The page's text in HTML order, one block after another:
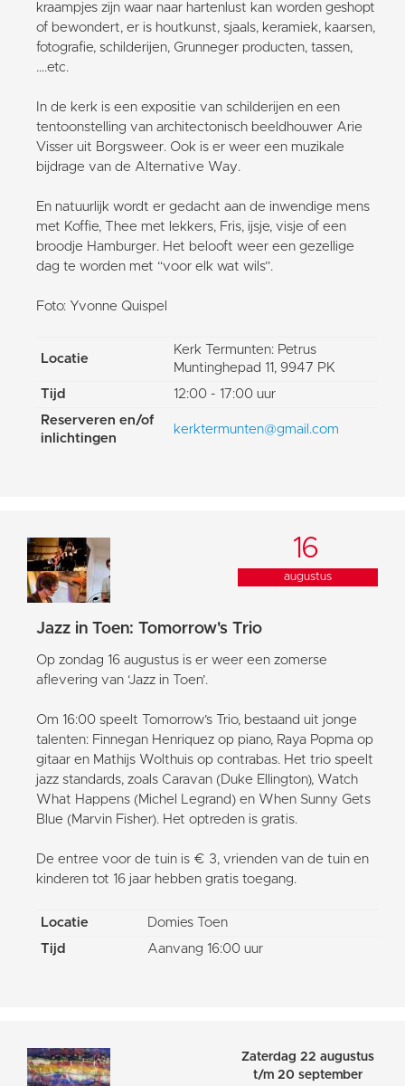
kraampjes zijn waar naar hartenlust kan worden geshopt
of bewondert, er is houtkunst, sjaals, keramiek, kaarsen,
fotografie, schilderijen, Grunneger producten, tassen,
….etc.
In de kerk is een expositie van schilderijen en een
tentoonstelling van architectonisch beeldhouwer Arie
Visser uit Borgsweer. Ook is er weer een muzikale
bijdrage van de Alternative Way.
En natuurlijk wordt er gedacht aan de inwendige mens
met Koffie, Thee met lekkers, Fris, ijsje, visje of een
broodje Hamburger. Het belooft weer een gezellige
dag te worden met “voor elk wat wils”.
Foto: Yvonne Quispel
Locatie
Kerk Termunten: Petrus
Muntinghepad 11, 9947 PK
Tijd
12:00 - 17:00 uur
Reserveren en/of
inlichtingen
kerktermunten@gmail.com
16
augustus
Jazz in Toen: Tomorrow's Trio
Op zondag 16 augustus is er weer een zomerse
aflevering van ‘Jazz in Toen’.
Om 16:00 speelt Tomorrow’s Trio, bestaand uit jonge
talenten: Finnegan Henriquez op piano, Raya Popma op
gitaar en Mathijs Wolthuis op contrabas. Het trio speelt
jazz standards, zoals Caravan (Duke Ellington), Watch
What Happens (Michel Legrand) en When Sunny Gets
Blue (Marvin Fisher). Het optreden is gratis.
De entree voor de tuin is € 3, vrienden van de tuin en
kinderen tot 16 jaar hebben gratis toegang.
Locatie
Domies Toen
Tijd
Aanvang 16:00 uur
Zaterdag 22 augustus
t/m 20 september